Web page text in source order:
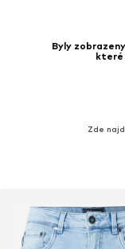
Byly
které
Zde